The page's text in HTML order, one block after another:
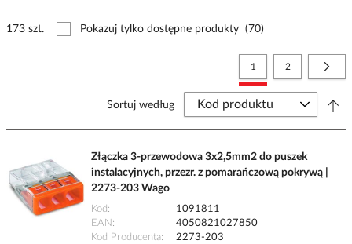
173 szt. Pokazuj tylko dostępne produkty (70)
Strona
Aktualnie czytasz stronę
1 Strona
2
Sortuj według
Złączka 3-przewodowa 3x2,5mm2 do puszek
instalacyjnych, przezr. z pomarańczową pokrywą |
2273-203 Wago
Kod
1091811
EAN
4050821027850
Kod Producenta
2273-203